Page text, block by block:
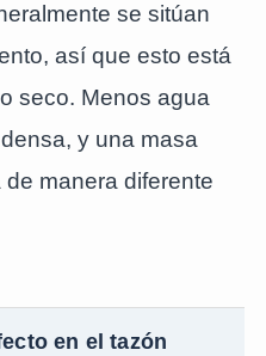
se sitúan
así que esto está
seco. Menos agua
y una masa
manera diferente
en el tazón